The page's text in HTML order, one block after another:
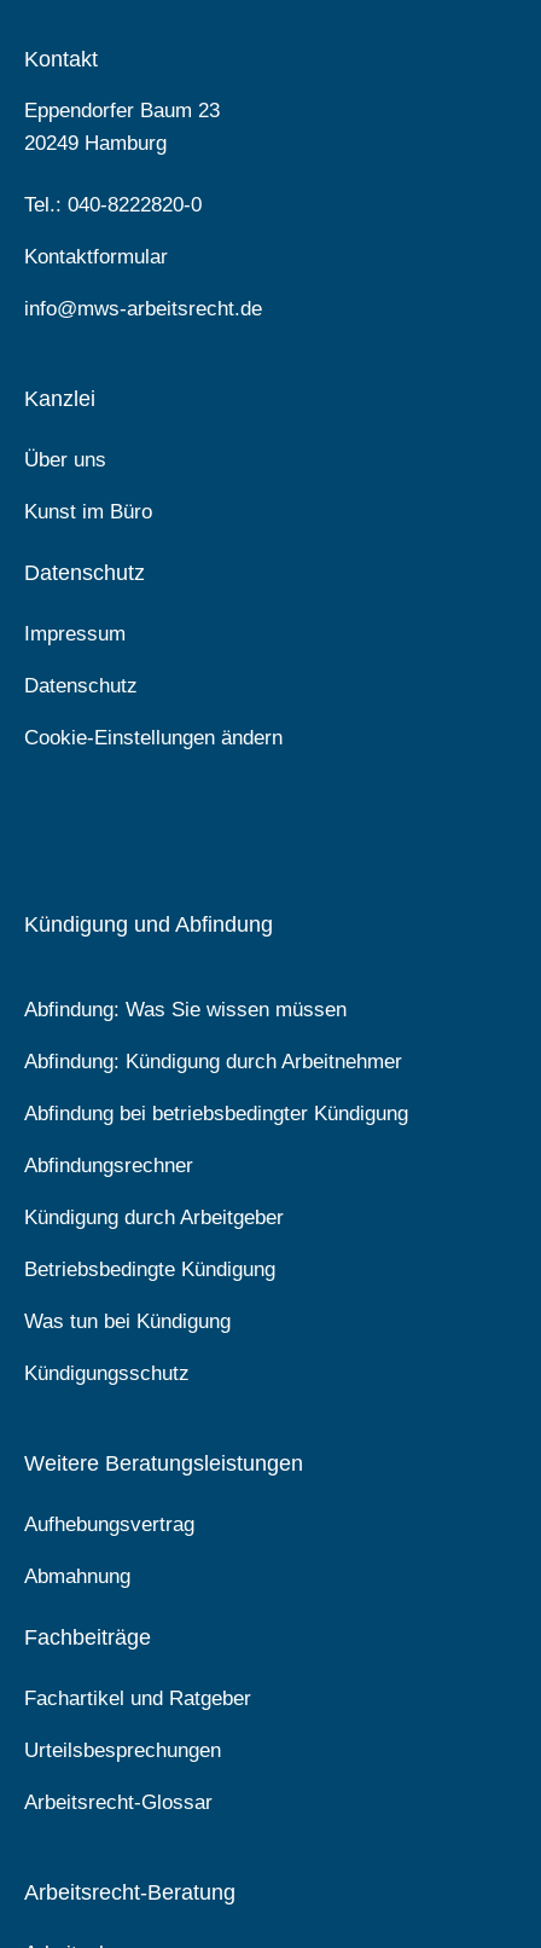
Kontakt
Eppendorfer Baum 23
20249 Hamburg
Tel.: 040-8222820-0
Kontaktformular
info@mws-arbeitsrecht.de
Kanzlei
Über uns
Kunst im Büro
Datenschutz
Impressum
Datenschutz
Cookie-Einstellungen ändern
Kündigung und Abfindung
Abfindung: Was Sie wissen müssen
Abfindung: Kündigung durch Arbeitnehmer
Abfindung bei betriebsbedingter Kündigung
Abfindungsrechner
Kündigung durch Arbeitgeber
Betriebsbedingte Kündigung
Was tun bei Kündigung
Kündigungsschutz
Weitere Beratungsleistungen
Aufhebungsvertrag
Abmahnung
Fachbeiträge
Fachartikel und Ratgeber
Urteilsbesprechungen
Arbeitsrecht-Glossar
Arbeitsrecht-Beratung